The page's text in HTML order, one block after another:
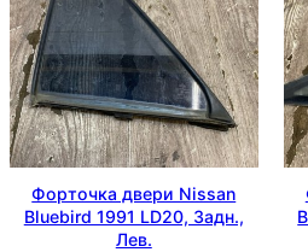
Форточка двери Nissan
Bluebird 1991 LD20, Задн.,
Лев.